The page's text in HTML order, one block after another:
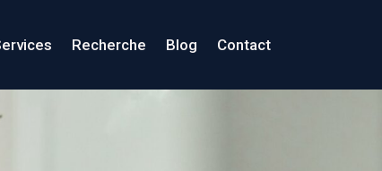
Recherche Blog Contact